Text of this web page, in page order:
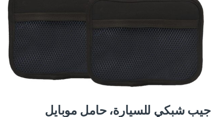
جيب شبكي للسيارة، حامل موبايل